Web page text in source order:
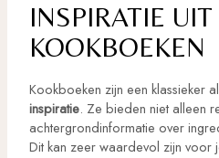
INSPIRATIE UIT
KOOKBOEKEN
Kookboeken zijn een klassieker
inspiratie. Ze bieden niet alleen
achtergrondinformatie over
Dit kan zeer waardevol zijn voor